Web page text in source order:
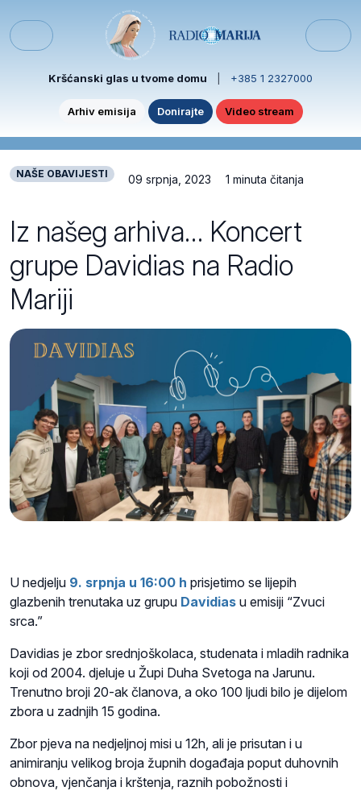
Menu
Kršćanski glas u tvome domu +385 1 2327000
Arhiv emisija Donirajte Video stream
NAŠE OBAVIJESTI 09 srpnja, 2023 1 minuta čitanja
Iz našeg arhiva… Koncert
grupe Davidias na Radio
Mariji
U nedjelju 9. srpnja u 16:00 h prisjetimo se lijepih
glazbenih trenutaka uz grupu Davidias u emisiji “Zvuci
srca.”
Davidias je zbor srednjoškolaca, studenata i mladih radnika
koji od 2004. djeluje u Župi Duha Svetoga na Jarunu.
Trenutno broji 20-ak članova, a oko 100 ljudi bilo je dijelom
zbora u zadnjih 15 godina.
Zbor pjeva na nedjeljnoj misi u 12h, ali je prisutan i u
animiranju velikog broja župnih događaja poput duhovnih
obnova, vjenčanja i krštenja, raznih pobožnosti i